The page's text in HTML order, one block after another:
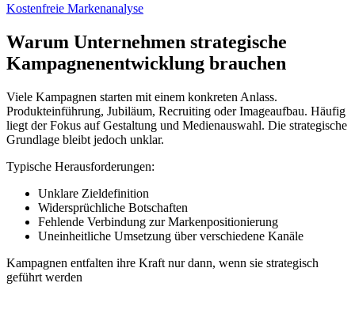
Kostenfreie Markenanalyse
Warum Unternehmen strategische
Kampagnenentwicklung brauchen
Viele Kampagnen starten mit einem konkreten Anlass.
Produkteinführung, Jubiläum, Recruiting oder Imageaufbau. Häufig
liegt der Fokus auf Gestaltung und Medienauswahl. Die strategische
Grundlage bleibt jedoch unklar.
Typische Herausforderungen:
Unklare Zieldefinition
Widersprüchliche Botschaften
Fehlende Verbindung zur Markenpositionierung
Uneinheitliche Umsetzung über verschiedene Kanäle
Kampagnen entfalten ihre Kraft nur dann, wenn sie strategisch
geführt werden